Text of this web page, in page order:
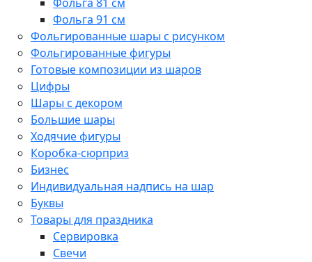
Фольга 81 см
Фольга 91 см
Фольгированные шары с рисунком
Фольгированные фигуры
Готовые композиции из шаров
Цифры
Шары с декором
Большие шары
Ходячие фигуры
Коробка-сюрприз
Бизнес
Индивидуальная надпись на шар
Буквы
Товары для праздника
Сервировка
Свечи